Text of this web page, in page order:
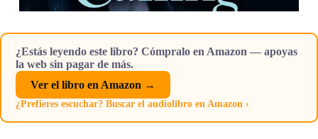
¿Estás leyendo este libro? Cómpralo en Amazon — apoyas
la web sin pagar de más.
Ver el libro en Amazon →
¿Prefieres escuchar? Buscar el audiolibro en Amazon ›